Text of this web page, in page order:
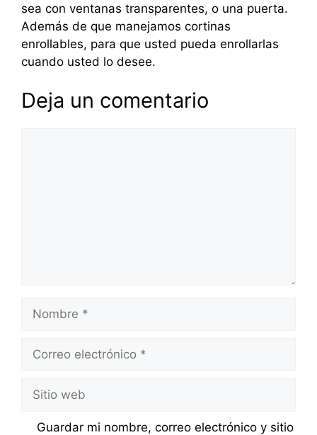
sea con ventanas transparentes, o una puerta.
Además de que manejamos cortinas
enrollables, para que usted pueda enrollarlas
cuando usted lo desee.
Deja un comentario
Nombre
Correo
Sitio
web
Guardar mi nombre, correo electrónico y sitio